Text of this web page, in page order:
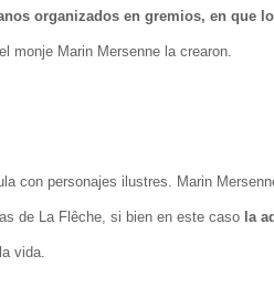
organizados en gremios, en que
monje Marin Mersenne la crearon.
con personajes ilustres. Marin
de La Flêche, si bien en este caso la
vida.